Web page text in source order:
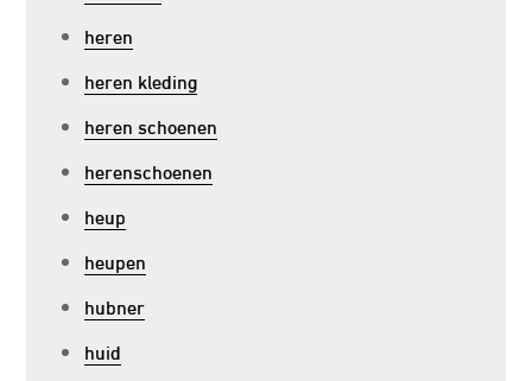
heren
heren kleding
heren schoenen
herenschoenen
heup
heupen
hubner
huid